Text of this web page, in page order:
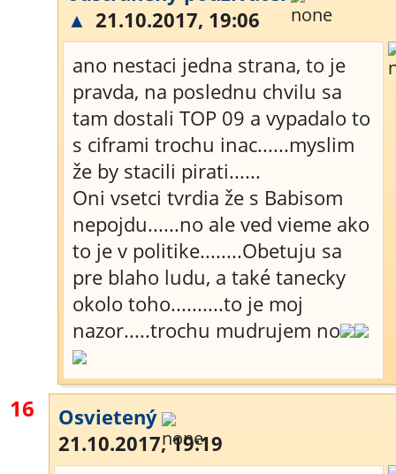
▲ 21.10.2017, 19:06
ano nestaci jedna strana, to je
pravda, na poslednu chvilu sa
tam dostali TOP 09 a vypadalo to
s ciframi trochu inac......myslim
že by stacili pirati......
Oni vsetci tvrdia že s Babisom
nepojdu......no ale ved vieme ako
to je v politike........Obetuju sa
pre blaho ludu, a také tanecky
okolo toho..........to je moj
nazor.....trochu mudrujem no
16
Osvietený
21.10.2017, 19:19